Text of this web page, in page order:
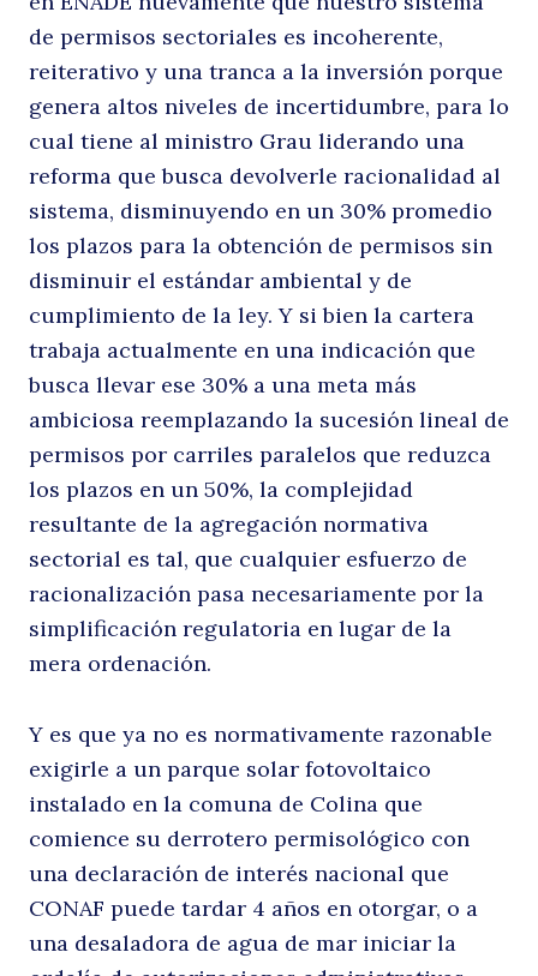
Buscar
de permisos sectoriales es incoherente,
reiterativo y una tranca a la inversión porque
genera altos niveles de incertidumbre, para lo
cual tiene al ministro Grau liderando una
reforma que busca devolverle racionalidad al
sistema, disminuyendo en un 30% promedio
los plazos para la obtención de permisos sin
disminuir el estándar ambiental y de
cumplimiento de la ley. Y si bien la cartera
trabaja actualmente en una indicación que
busca llevar ese 30% a una meta más
ambiciosa reemplazando la sucesión lineal de
permisos por carriles paralelos que reduzca
los plazos en un 50%, la complejidad
resultante de la agregación normativa
sectorial es tal, que cualquier esfuerzo de
racionalización pasa necesariamente por la
simplificación regulatoria en lugar de la
mera ordenación.
Y es que ya no es normativamente razonable
exigirle a un parque solar fotovoltaico
instalado en la comuna de Colina que
comience su derrotero permisológico con
una declaración de interés nacional que
CONAF puede tardar 4 años en otorgar, o a
una desaladora de agua de mar iniciar la